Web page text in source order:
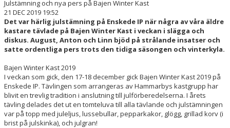
Julstämning och nya pers på Bajen Winter Kast
21 DEC 2019 19:52
Det var härlig julstämning på Enskede IP när några av våra äldre
kastare tävlade på Bajen Winter Kast i veckan i slägga och
diskus. August, Anton och Linn bjöd på strålande insatser och
satte ordentliga pers trots den tidiga säsongen och vinterkyla.
Bajen Winter Kast 2019
I veckan som gick, den 17-18 december gick Bajen Winter Kast 2019 på
Enskede IP. Tävlingen som arrangeras av Hammarbys kastgrupp har
blivit en trevlig tradition i anslutning till julförberedelserna. I årets
tävling delades det ut en tomteluva till alla tävlande och julstämningen
var på topp med juleljus, lussebullar, pepparkakor, glögg, grillad korv (i
brist på julskinka), och julgran!